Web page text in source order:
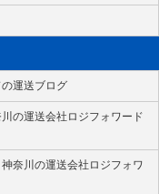
運送ブログ
の運送会社ロジフォワード
奈川の運送会社ロジフォワ